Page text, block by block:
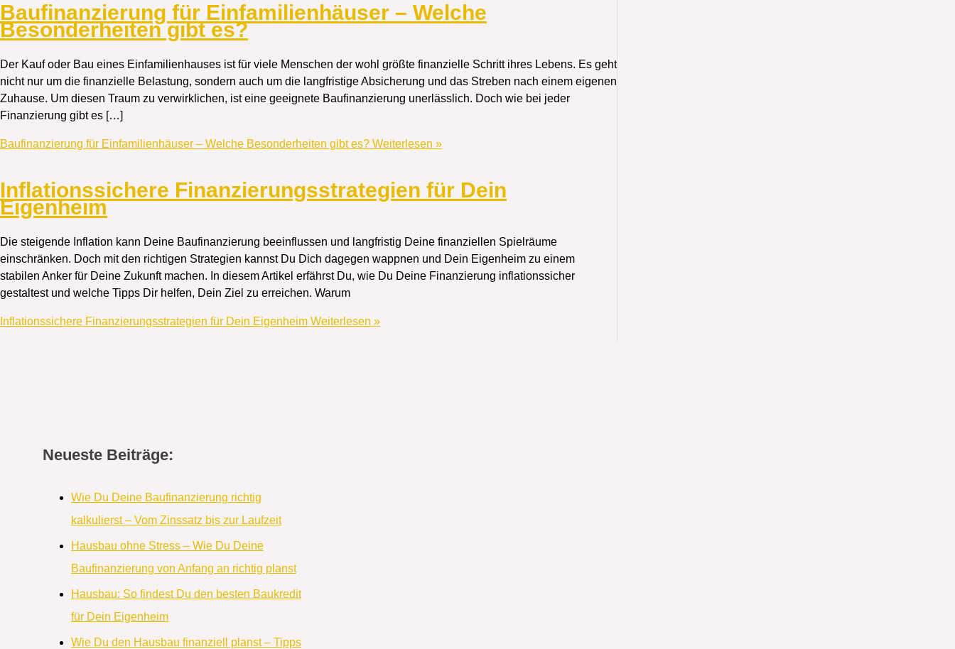
Baufinanzierung für Einfamilienhäuser – Welche
Besonderheiten gibt es?
Der Kauf oder Bau eines Einfamilienhauses ist für viele Menschen der wohl größte finanzielle Schritt ihres Lebens. Es geht
nicht nur um die finanzielle Belastung, sondern auch um die langfristige Absicherung und das Streben nach einem eigenen
Zuhause. Um diesen Traum zu verwirklichen, ist eine geeignete Baufinanzierung unerlässlich. Doch wie bei jeder
Finanzierung gibt es […]
Baufinanzierung für Einfamilienhäuser – Welche Besonderheiten gibt es? Weiterlesen »
Inflationssichere Finanzierungsstrategien für Dein
Eigenheim
Die steigende Inflation kann Deine Baufinanzierung beeinflussen und langfristig Deine finanziellen Spielräume
einschränken. Doch mit den richtigen Strategien kannst Du Dich dagegen wappnen und Dein Eigenheim zu einem
stabilen Anker für Deine Zukunft machen. In diesem Artikel erfährst Du, wie Du Deine Finanzierung inflationssicher
gestaltest und welche Tipps Dir helfen, Dein Ziel zu erreichen. Warum
Inflationssichere Finanzierungsstrategien für Dein Eigenheim Weiterlesen »
Neueste Beiträge:
Wie Du Deine Baufinanzierung richtig
kalkulierst – Vom Zinssatz bis zur Laufzeit
Hausbau ohne Stress – Wie Du Deine
Baufinanzierung von Anfang an richtig planst
Hausbau: So findest Du den besten Baukredit
für Dein Eigenheim
Wie Du den Hausbau finanziell planst – Tipps